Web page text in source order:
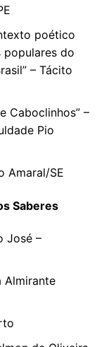
poético
do
– Tácito
Caboclinhos” –
Pio
Amaral/SE
Saberes
José –
Almirante